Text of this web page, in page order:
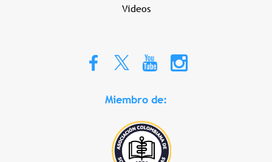
Videos
Miembro de: